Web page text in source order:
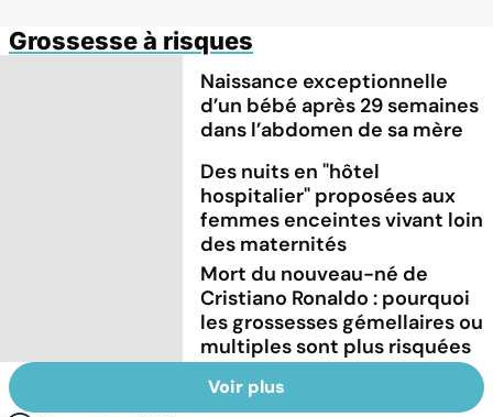
Grossesse à risques
Naissance exceptionnelle
d’un bébé après 29 semaines
dans l’abdomen de sa mère
Des nuits en "hôtel
hospitalier" proposées aux
femmes enceintes vivant loin
des maternités
Mort du nouveau-né de
Cristiano Ronaldo : pourquoi
les grossesses gémellaires ou
multiples sont plus risquées
Voir plus